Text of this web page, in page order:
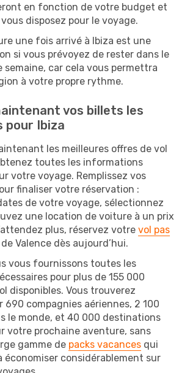
en fonction de votre budget et
disposez pour le voyage.
une fois arrivé à Ibiza est une
si vous prévoyez de rester dans le
semaine, car cela vous permettra
à votre propre rythme.
vos billets les
pour Ibiza
les meilleures offres de vol
toutes les informations
votre voyage. Remplissez vos
finaliser votre réservation :
de votre voyage, sélectionnez
une location de voiture à un prix
plus, réservez votre vol pas
Valence dès aujourd’hui.
vous fournissons toutes les
pour plus de 155 000
disponibles. Vous trouverez
compagnies aériennes, 2 100
le monde, et 40 000 destinations
votre prochaine aventure, sans
gamme de packs vacances qui
économiser considérablement sur